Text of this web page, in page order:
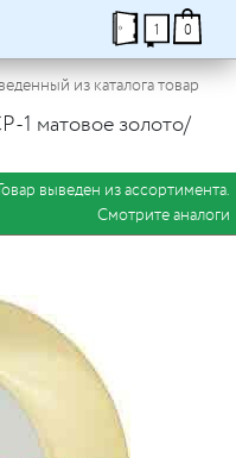
1 0
из каталога товар
1 матовое золото/
выведен из ассортимента.
Смотрите аналоги